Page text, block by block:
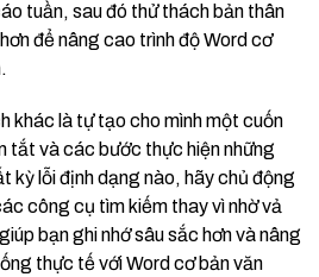
tuần, sau đó thử thách bản thân
để nâng cao trình độ Word cơ
khác là tự tạo cho mình một cuốn
tắt và các bước thực hiện những
kỳ lỗi định dạng nào, hãy chủ động
công cụ tìm kiếm thay vì nhờ vả
bạn ghi nhớ sâu sắc hơn và nâng
thực tế với Word cơ bản văn